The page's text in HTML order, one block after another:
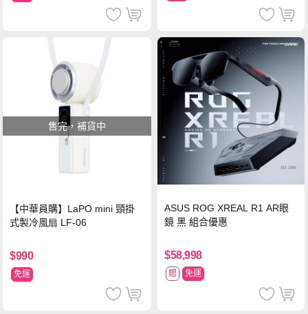
售完，補貨中
【中華員購】LaPO mini 頸掛
式製冷風扇 LF-06
$990
免運
ASUS ROG XREAL R1 AR眼
鏡 黑 組合優惠
$58,998
贈 免運